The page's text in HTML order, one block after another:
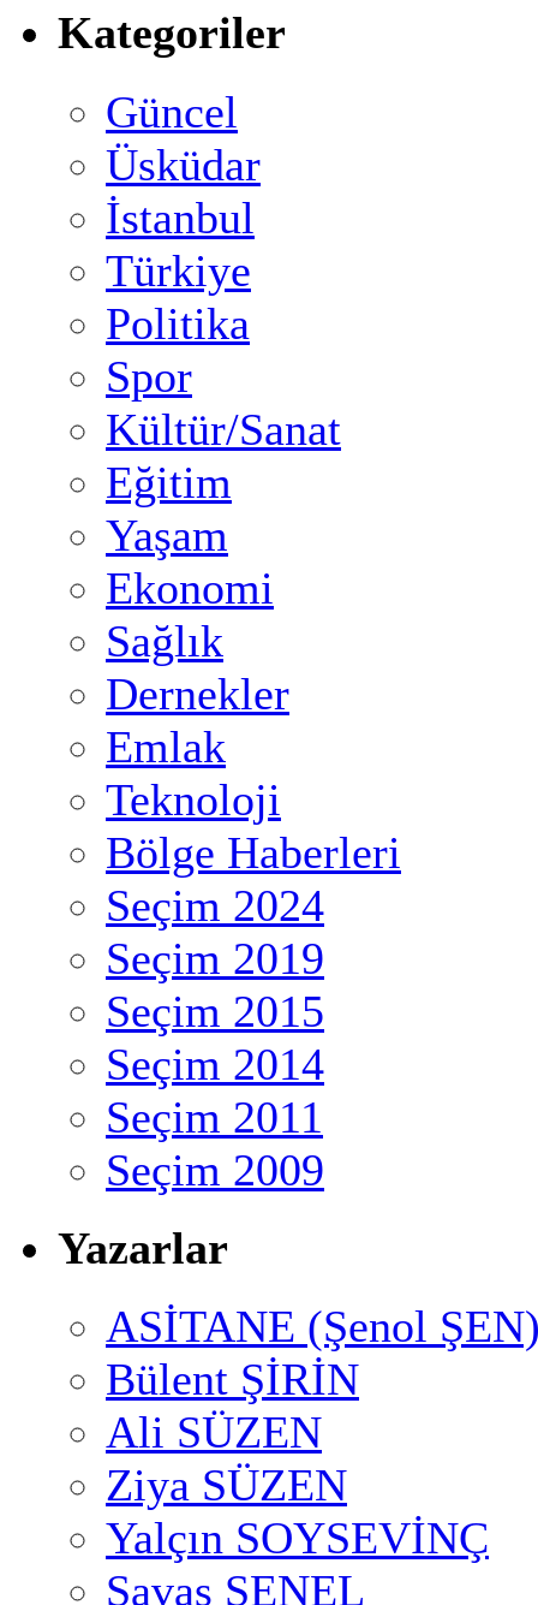
Kategoriler
Güncel
Üsküdar
İstanbul
Türkiye
Politika
Spor
Kültür/Sanat
Eğitim
Yaşam
Ekonomi
Sağlık
Dernekler
Emlak
Teknoloji
Bölge Haberleri
Seçim 2024
Seçim 2019
Seçim 2015
Seçim 2014
Seçim 2011
Seçim 2009
Yazarlar
ASİTANE (Şenol
Bülent ŞİRİN
Ali SÜZEN
Ziya SÜZEN
Yalçın SOYSEVİNÇ
Savaş ŞENEL